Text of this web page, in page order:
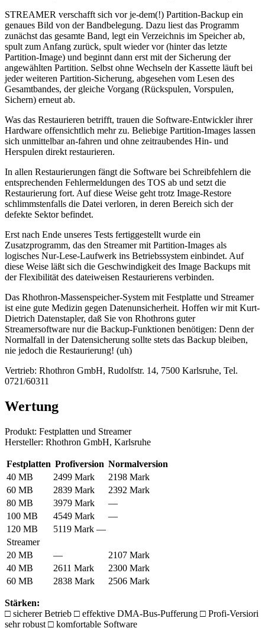
STREAMER verschafft sich vor je-dem(!) Partition-Backup ein
genaues Bild von der Bandbelegung. Dazu liest das Programm
zunächst das gesamte Band, legt ein Verzeichnis im Speicher ab,
spult zum Anfang zurück, spult wieder vor (hinter das letzte
Partition-Image) und beginnt dann erst mit der Sicherung der
angewählten Partition. Selbst ohne Wechseln der Kassette läuft bei
jeder weiteren Partition-Sicherung, abgesehen vom Lesen des
Gesamtbandes, der gleiche Vorgang (Rückspulen, Vorspulen,
Sichern) erneut ab.
Was das Restaurieren betrifft, trauen die Software-Entwickler ihrer
Hardware offensichtlich mehr zu. Beliebige Partition-Images lassen
sich unmittelbar an-fahren und ohne zeitraubendes Hin- und
Herspulen direkt restaurieren.
In allen Restaurierungen fängt die Software bei Schreibfehlern die
entsprechenden Fehlermeldungen des TOS ab und setzt die
Restaurierung fort. Auf diese Weise geht trotz Image-Restore
schlimmstenfalls die Datei verloren, in deren Bereich sich der
defekte Sektor befindet.
Erst nach Ende unseres Tests fertiggestellt wurde ein
Zusatzprogramm, das den Streamer mit Partition-Images als
logisches Nur-Lese-Laufwerk ins Betriebssystem einbindet. Auf
diese Weise läßt sich die Geschwindigkeit des Image Backups mit
der Flexibilität des dateiweisen Restaurierens verbinden.
Das Rhothron-Massenspeicher-System mit Festplatte und Streamer
ist eine gute Medizin gegen Datenunsicherheit. Hoffen wir mit Kurt-
Dietrich Datenstapler, daß Sie von Rhothrons guter
Streamersoftware nur die Backup-Funktionen benötigen: Denn der
Normalfall in der Datensicherung sollte stets das Backup bleiben,
nie jedoch die Restaurierung! (uh)
Vertrieb: Rhothron GmbH, Rudolfstr. 14, 7500 Karlsruhe, Tel.
0721/60311
Wertung
Produkt: Festplatten und Streamer
Hersteller: Rhothron GmbH, Karlsruhe
Festplatten Profiversion Normalversion
40 MB
2499 Mark
2198 Mark
60 MB
2839 Mark
2392 Mark
80 MB
3979 Mark
—
100 MB
4549 Mark
—
120 MB
5119 Mark —
Streamer
20 MB
—
2107 Mark
40 MB
2611 Mark
2300 Mark
60 MB
2838 Mark 2506 Mark
Stärken:
□ sicherer Betrieb □ effektive DMA-Bus-Pufferung □ Profi-Versiori
sehr robust □ komfortable Software